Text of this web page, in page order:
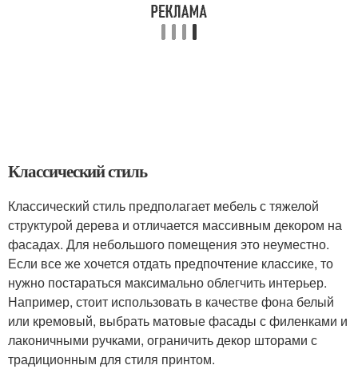
Классический стиль
Классический стиль предполагает мебель с тяжелой
структурой дерева и отличается массивным декором на
фасадах. Для небольшого помещения это неуместно.
Если все же хочется отдать предпочтение классике, то
нужно постараться максимально облегчить интерьер.
Например, стоит использовать в качестве фона белый
или кремовый, выбрать матовые фасады с филенками и
лаконичными ручками, ограничить декор шторами с
традиционным для стиля принтом.